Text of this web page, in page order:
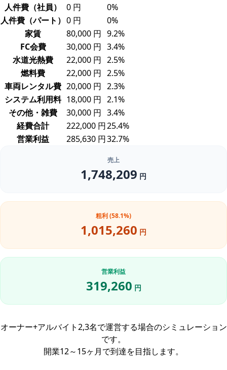
人件費（社員）
0 円
0%
人件費（パート） 0 円
0%
家賃
80,000 円 9.2%
FC会費
30,000 円 3.4%
水道光熱費
22,000 円 2.5%
燃料費
22,000 円 2.5%
車両レンタル費 20,000 円 2.3%
システム利用料 18,000 円 2.1%
その他・雑費
30,000 円 3.4%
経費合計
222,000 円25.4%
営業利益
285,630 円32.7%
売上
1,748,209 円
粗利 (58.1%)
1,015,260 円
営業利益
319,260 円
オーナー+アルバイト2,3名で運営する場合のシミュレーション
です。
開業12～15ヶ月で到達を目指します。